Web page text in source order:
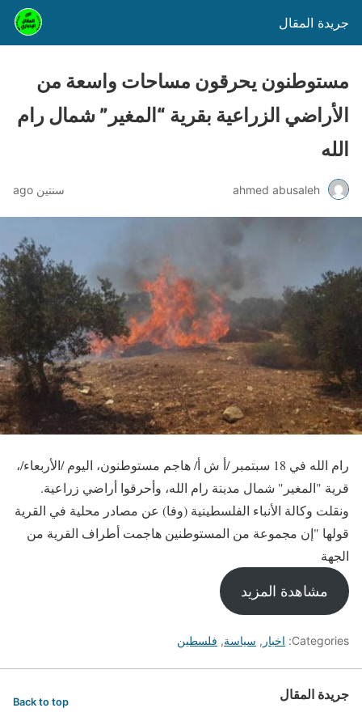
جريدة المقال
مستوطنون يحرقون مساحات واسعة من
الأراضي الزراعية بقرية “المغير” شمال رام
الله
ahmed abusaleh سنتين ago
رام الله في 18 سبتمبر /أ ش أ/ هاجم مستوطنون، اليوم /الأربعاء/،
قرية "المغير" شمال مدينة رام الله، وأحرقوا أراضي زراعية.
ونقلت وكالة الأنباء الفلسطينية (وفا) عن مصادر محلية في القرية
قولها "إن مجموعة من المستوطنين هاجمت أطراف القرية من
الجهة
مشاهدة المزيد
Categories: اخبار , سياسة, فلسطين
جريدة المقال Back to top